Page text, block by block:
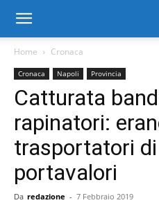
Home Cronaca
Cronaca Napoli Provincia
Catturata
rapinatori:
trasportatori
portavalori
Da redazione - 7 Febbraio 2019